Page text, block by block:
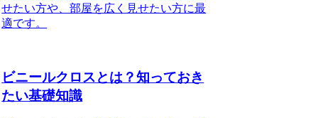
せたい方や、部屋を広く見せたい方に最
適です。
ビニールクロスとは？知っておき
たい基礎知識